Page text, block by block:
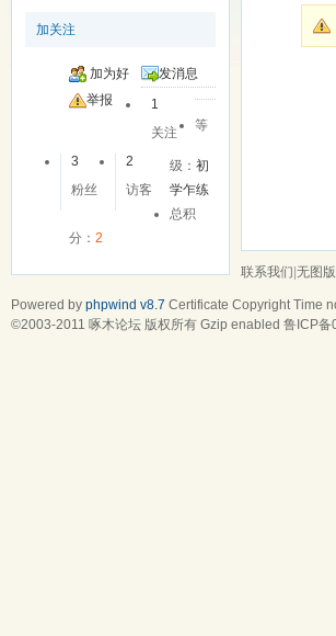
加关注
加为好
友
发消息
举报
1
关注
3
粉丝
2
访客
等
级：初
学乍练
总积
分： 2
联系我们 无图版
Powered by phpwind v8.7 Certificate Copyright Time
©2003-2011 啄木论坛 版权所有 Gzip enabled 鲁ICP备